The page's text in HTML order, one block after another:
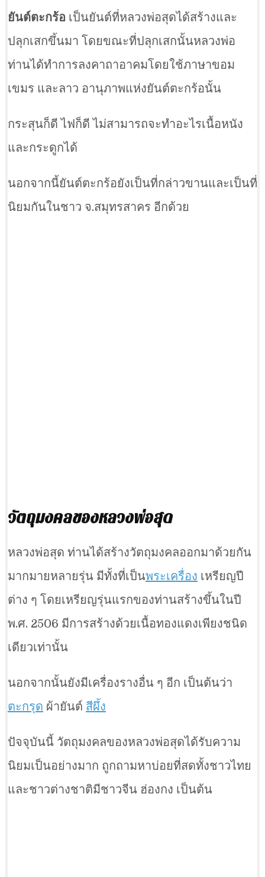
ยันต์ตะกร้อ เป็นยันต์ที่หลวงพ่อสุดได้สร้างและ
ปลุกเสกขึ้นมา โดยขณะที่ปลุกเสกนั้นหลวงพ่อ
ท่านได้ทำการลงคาถาอาคมโดยใช้ภาษาขอม
เขมร และลาว อานุภาพแห่งยันต์ตะกร้อนั้น
กระสุนก็ดี ไฟก็ดี ไม่สามารถจะทำอะไรเนื้อหนัง
และกระดูกได้
นอกจากนี้ยันต์ตะกร้อยังเป็นที่กล่าวขานและเป็นที่
นิยมกันในชาว จ.สมุทรสาคร อีกด้วย
วัตถุมงคลของหลวงพ่อสุด
หลวงพ่อสุด ท่านได้สร้างวัตถุมงคลออกมาด้วยกัน
มากมายหลายรุ่น มีทั้งที่เป็นพระเครื่อง เหรียญปี
ต่าง ๆ โดยเหรียญรุ่นแรกของท่านสร้างขึ้นในปี
พ.ศ. 2506 มีการสร้างด้วยเนื้อทองแดงเพียงชนิด
เดียวเท่านั้น
นอกจากนั้นยังมีเครื่องรางอื่น ๆ อีก เป็นต้นว่า
ตะกรุด ผ้ายันต์ สีผึ้ง
ปัจจุบันนี้ วัตถุมงคลของหลวงพ่อสุดได้รับความ
นิยมเป็นอย่างมาก ถูกถามหาบ่อยที่สดทั้งชาวไทย
และชาวต่างชาติมีชาวจีน ฮ่องกง เป็นต้น